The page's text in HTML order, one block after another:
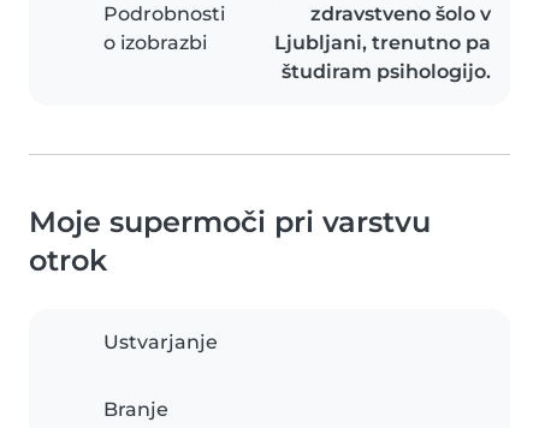
Podrobnosti
o izobrazbi
zdravstveno šolo v
Ljubljani, trenutno pa
študiram psihologijo.
Moje supermoči pri varstvu
otrok
Ustvarjanje
Branje